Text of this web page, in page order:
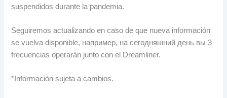
suspendidos durante la pandemia.
Seguiremos actualizando en caso de que nueva información
se vuelva disponible, например, на сегодняшний день вы 3
frecuencias operarán junto con el Dreamliner.
* Información sujeta a cambios.